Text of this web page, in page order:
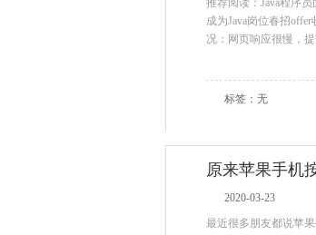
推荐阅读：Java程序
成为Java岗位春招
况：网页响应很慢，
标签：无
原来苹果手机
2020-03-23
最近很多朋友都说苹